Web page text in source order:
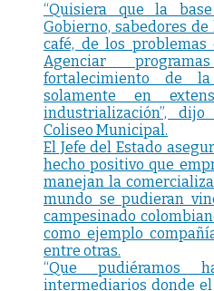
“Quisiera que la
Gobierno, sabedores
café, de los
Agenciar
fortalecimiento de
solamente en
industrialización”,
Coliseo Municipal.
El Jefe del Estado
hecho positivo que
manejan la
mundo se pudieran
campesinado
como ejemplo
entre otras.
“Que pudiéramos
intermediarios donde